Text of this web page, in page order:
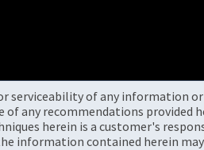
serviceability of any information
any recommendations provided
herein is a customer's
contained herein